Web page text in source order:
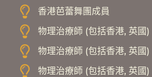
香港芭蕾舞團成員
物理治療師 (包括香港, 英國)
物理治療師 (包括香港, 英國)
物理治療師 (包括香港, 英國)